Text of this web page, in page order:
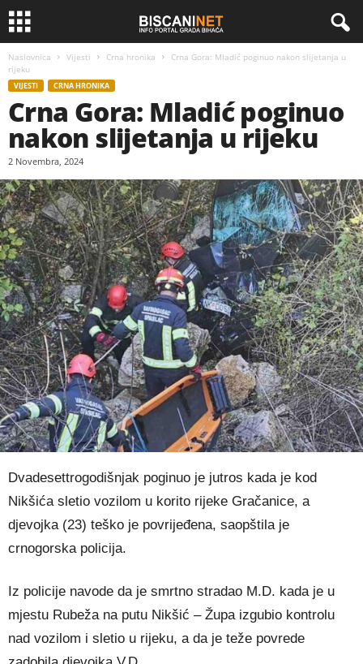
Naslovnica Vijesti Crna hronika
Crna Gora: Mladić poginuo nakon slijetanja u
rijeku
VIJESTI CRNA HRONIKA
Crna Gora: Mladić poginuo
nakon slijetanja u rijeku
2 Novembra, 2024
Dvadesettrogodišnjak poginuo je jutros kada je kod
Nikšića sletio vozilom u korito rijeke Gračanice, a
djevojka (23) teško je povrijeđena, saopštila je
crnogorska policija.
Iz policije navode da je smrtno stradao M.D. kada je u
mjestu Rubeža na putu Nikšić – Župa izgubio kontrolu
nad vozilom i sletio u rijeku, a da je teže povrede